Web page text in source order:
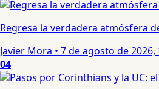
Regresa la verdadera atmósfera
Javier Mora • 7 de agosto de 2026,
04